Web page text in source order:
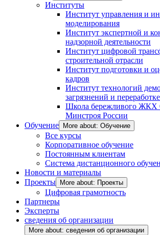
Институты
Институт управления и
моделирования
Институт экспертной и
надзорной деятельности
Институт цифровой
строительной отрасли
Институт подготовки и
кадров
Институт технологий
загрязнений и
Школа бережливого
Минстроя России
Обучение
More about: Обучение
Все курсы
Корпоративное обучение
Постоянным клиентам
Система дистанционного
Новости и материалы
Проекты
More about: Проекты
Цифровая грамотность
Партнеры
Эксперты
сведения об организации
More about: сведения об организации